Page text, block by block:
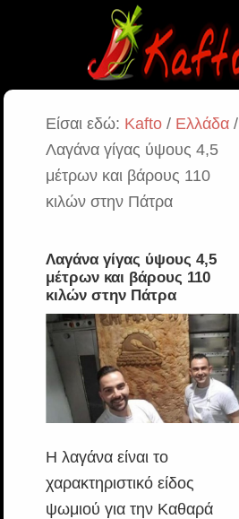
Είσαι εδώ: Kafto/ Ελλάδα/
Λαγάνα γίγας ύψους 4,5
μέτρων και βάρους 110
κιλών στην Πάτρα
Λαγάνα γίγας ύψους 4,5
μέτρων και βάρους 110
κιλών στην Πάτρα
Η λαγάνα είναι το
χαρακτηριστικό είδος
ψωμιού για την Καθαρά